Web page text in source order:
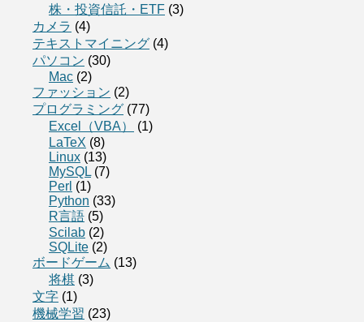
株・投資信託・ETF (3)
カメラ (4)
テキストマイニング (4)
パソコン (30)
Mac (2)
ファッション (2)
プログラミング (77)
Excel（VBA）
(1)
LaTeX (8)
Linux (13)
MySQL (7)
Perl (1)
Python (33)
R言語 (5)
Scilab (2)
SQLite (2)
ボードゲーム (13)
将棋 (3)
文字 (1)
機械学習 (23)